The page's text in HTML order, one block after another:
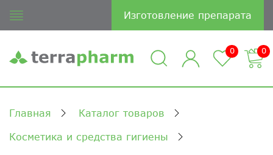
Изготовление препарата
0 0
Главная Каталог товаров
Косметика и средства гигиены